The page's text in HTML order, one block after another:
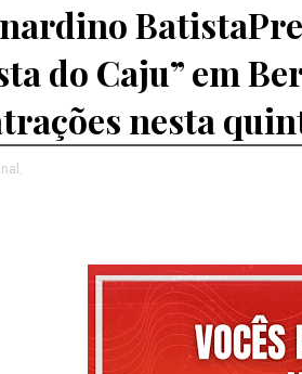
do Caju” em
nesta